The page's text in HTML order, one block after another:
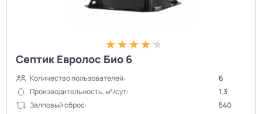
Септик Евролос Био 6
Количество пользователей:
6
Производительность, м³/сут:
1.3
Залповый сброс:
540